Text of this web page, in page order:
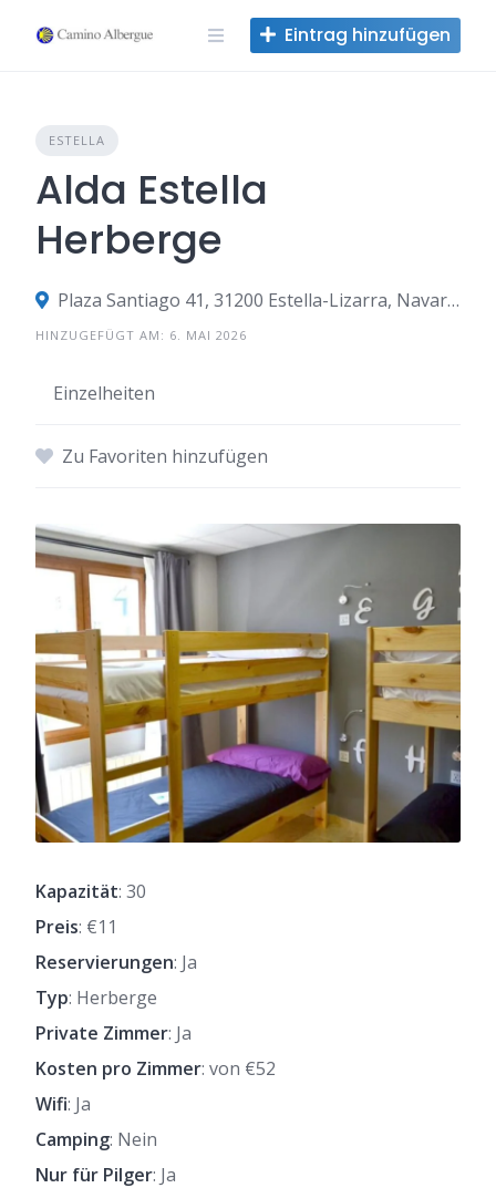
Inhalt
Eintrag hinzufügen
ESTELLA
Alda Estella
Herberge
Plaza Santiago 41, 31200 Estella-Lizarra, Navarra, Spanien
HINZUGEFÜGT AM: 6. MAI 2026
Einzelheiten
Zu Favoriten hinzufügen
Kapazität: 30
Preis: €11
Reservierungen: Ja
Typ: Herberge
Private Zimmer: Ja
Kosten pro Zimmer: von €52
Wifi: Ja
Camping: Nein
Nur für Pilger: Ja